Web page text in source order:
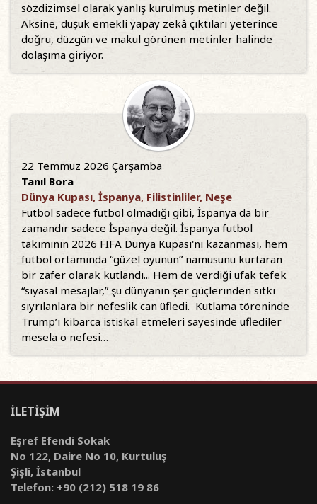
sözdizimsel olarak yanlış kurulmuş metinler değil.
Aksine, düşük emekli yapay zekâ çıktıları yeterince
doğru, düzgün ve makul görünen metinler halinde
dolaşıma giriyor.
22 Temmuz 2026 Çarşamba
Tanıl Bora
Dünya Kupası, İspanya, Filistinliler, Neşe
Futbol sadece futbol olmadığı gibi, İspanya da bir
zamandır sadece İspanya değil. İspanya futbol
takımının 2026 FIFA Dünya Kupası'nı kazanması, hem
futbol ortamında “güzel oyunun” namusunu kurtaran
bir zafer olarak kutlandı... Hem de verdiği ufak tefek
“siyasal mesajlar,” şu dünyanın şer güçlerinden sıtkı
sıyrılanlara bir nefeslik can üfledi. Kutlama töreninde
Trump’ı kibarca istiskal etmeleri sayesinde üflediler
mesela o nefesi…
İLETİŞİM
Eşref Efendi Sokak
No 122, Daire No 10, Kurtuluş
Şişli, İstanbul
Telefon: +90 (212) 518 19 86